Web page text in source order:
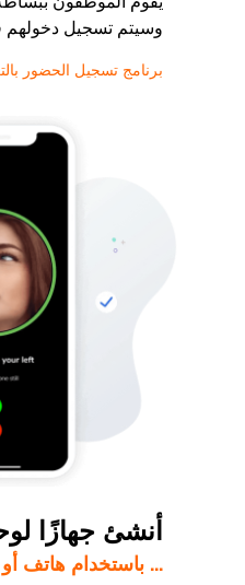
وسيتم تسجيل دخولهم
برنامج تسجيل الحضور
أنشئ جهازًا
... باستخدام هاتف